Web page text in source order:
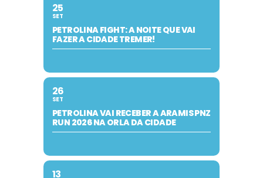
25
SET
PETROLINA FIGHT: A NOITE QUE VAI
FAZER A CIDADE TREMER!
26
SET
PETROLINA VAI RECEBER A ARAMIS PNZ
RUN 2026 NA ORLA DA CIDADE
13